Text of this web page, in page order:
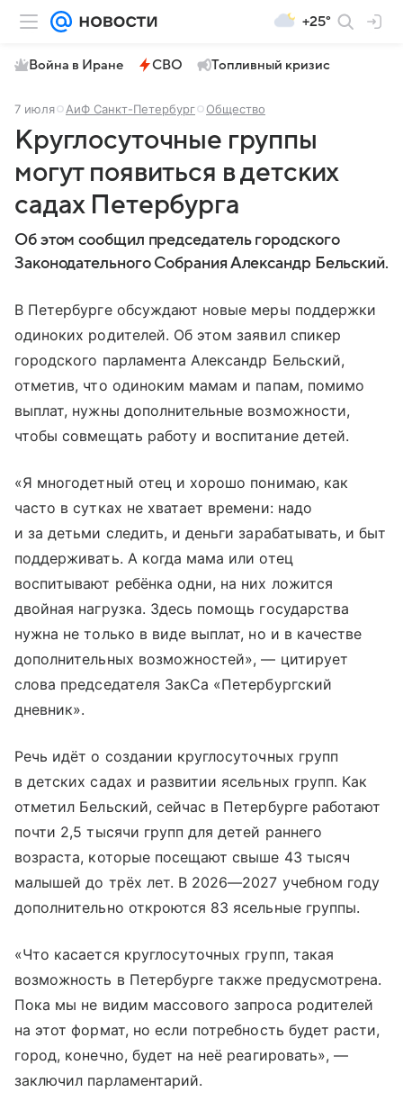
+25°
Война в Иране СВО Топливный кризис
7 июля АиФ Санкт-Петербург Общество
Круглосуточные группы
могут появиться в детских
садах Петербурга
Об этом сообщил председатель городского
Законодательного Собрания Александр Бельский.
В Петербурге обсуждают новые меры поддержки
одиноких родителей. Об этом заявил спикер
городского парламента Александр Бельский,
отметив, что одиноким мамам и папам, помимо
выплат, нужны дополнительные возможности,
чтобы совмещать работу и воспитание детей.
«Я многодетный отец и хорошо понимаю, как
часто в сутках не хватает времени: надо
и за детьми следить, и деньги зарабатывать, и быт
поддерживать. А когда мама или отец
воспитывают ребёнка одни, на них ложится
двойная нагрузка. Здесь помощь государства
нужна не только в виде выплат, но и в качестве
дополнительных возможностей», — цитирует
слова председателя ЗакСа «Петербургский
дневник».
Речь идёт о создании круглосуточных групп
в детских садах и развитии ясельных групп. Как
отметил Бельский, сейчас в Петербурге работают
почти 2,5 тысячи групп для детей раннего
возраста, которые посещают свыше 43 тысяч
малышей до трёх лет. В 2026—2027 учебном году
дополнительно откроются 83 ясельные группы.
«Что касается круглосуточных групп, такая
возможность в Петербурге также предусмотрена.
Пока мы не видим массового запроса родителей
на этот формат, но если потребность будет расти,
город, конечно, будет на неё реагировать», —
заключил парламентарий.